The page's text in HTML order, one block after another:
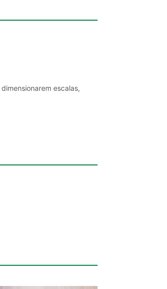
dimensionarem escalas,